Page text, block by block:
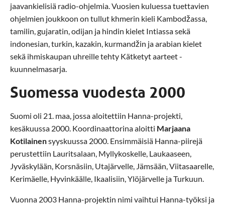
jaavankielisiä radio-ohjelmia. Vuosien kuluessa tuettavien
ohjelmien joukkoon on tullut khmerin kieli Kambodžassa,
tamilin, gujaratin, odijan ja hindin kielet Intiassa sekä
indonesian, turkin, kazakin, kurmandžin ja arabian kielet
sekä ihmiskaupan uhreille tehty Kätketyt aarteet -
kuunnelmasarja.
Suomessa vuodesta 2000
Suomi oli 21. maa, jossa aloitettiin Hanna-projekti,
kesäkuussa 2000. Koordinaattorina aloitti Marjaana
Kotilainensyyskuussa 2000. Ensimmäisiä Hanna-piirejä
perustettiin Lauritsalaan, Myllykoskelle, Laukaaseen,
Jyväskylään, Korsnäsiin, Utajärvelle, Jämsään, Viitasaarelle,
Kerimäelle, Hyvinkäälle, Ikaalisiin, Ylöjärvelle ja Turkuun.
Vuonna 2003 Hanna-projektin nimi vaihtui Hanna-työksi ja